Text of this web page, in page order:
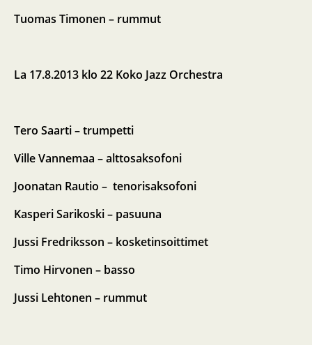
Tuomas Timonen – rummut
La 17.8.2013 klo 22 Koko Jazz Orchestra
Tero Saarti – trumpetti
Ville Vannemaa – alttosaksofoni
Joonatan Rautio – tenorisaksofoni
Kasperi Sarikoski – pasuuna
Jussi Fredriksson – kosketinsoittimet
Timo Hirvonen – basso
Jussi Lehtonen – rummut